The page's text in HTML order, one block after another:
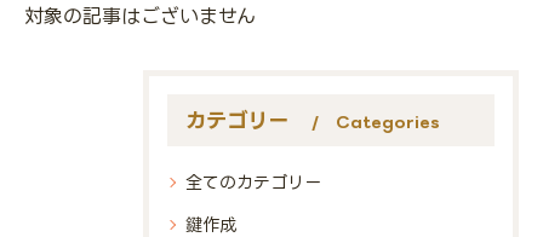
対象の記事はございません
カテゴリー Categories
全てのカテゴリー
鍵作成